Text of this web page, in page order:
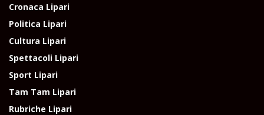
Cronaca Lipari
Politica Lipari
Cultura Lipari
Spettacoli Lipari
Sport Lipari
Tam Tam Lipari
Rubriche Lipari